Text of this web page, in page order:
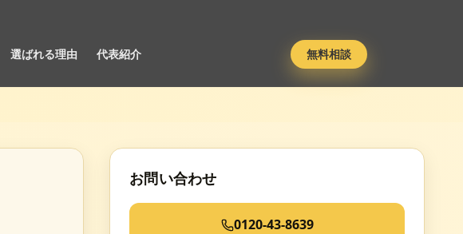
選ばれる理由 代表紹介 無料相談
お問い合わせ
0120-43-8639